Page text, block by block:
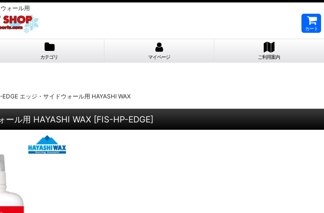
ォール用
カート
カテゴリ マイページ ご利用案内
エッジ・サイドウォール用 HAYASHI WAX
ール用 HAYASHI WAX [FIS-HP-EDGE]